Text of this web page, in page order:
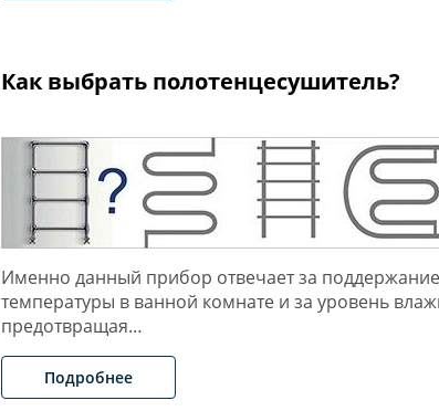
Как выбрать полотенцесушитель?
Именно данный прибор отвечает за
температуры в ванной комнате и за уровень
предотвращая…
Подробнее